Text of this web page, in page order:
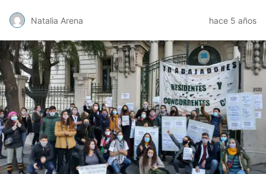
Natalia Arena hace 5 años